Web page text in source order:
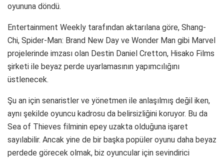
oyununa döndü.
Entertainment Weekly tarafından aktarılana göre, Shang-
Chi, Spider-Man: Brand New Day ve Wonder Man gibi Marvel
projelerinde imzası olan Destin Daniel Cretton, Hisako Films
şirketi ile beyaz perde uyarlamasının yapımcılığını
üstlenecek.
Şu an için senaristler ve yönetmen ile anlaşılmış değil iken,
aynı şekilde oyuncu kadrosu da belirsizliğini koruyor. Bu da
Sea of Thieves filminin epey uzakta olduğuna işaret
sayılabilir. Ancak yine de bir başka popüler oyunu daha beyaz
perdede görecek olmak, biz oyuncular için sevindirici